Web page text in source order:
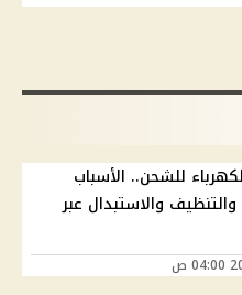
للشحن.. الأسباب
والاستبدال عبر